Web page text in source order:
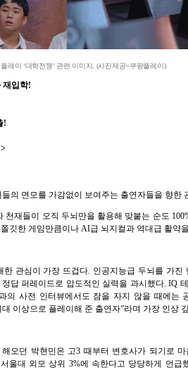
레이 ‘대학전쟁’ 관련 이미지. (사진제공=쿠팡플레이)
재입학!
!
의 면모를 가감없이 보여주는 출연자들을 향한
천재들이 오직 두뇌만을 활용해 맞붙는 순도
깃한 게임만큼이나 AI급 뇌지컬과 역대급 활약
관심이 가장 뜨겁다. 인공지능급 두뇌를 가
답 퍼레이드로 압도적인 실력을 과시했다. IQ
의 사전 인터뷰에서도 잠을 자지 않을 때에는
이상으로 플레이해 준 출연자”라며 가장 인상
오던 박현민은 고3 때부터 변호사가 되기로
울대 외모 상위 3%에 속한다고 당당하게 언급